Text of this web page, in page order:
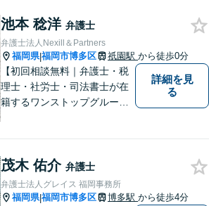
等複数士業の知識が必要な案
件を一括して対応。九州トッ
プクラスの豊富な実績。
池本 稔洋 弁護士
弁護士法人Nexill＆Partners
福岡県|福岡市博多区 祇園駅 から徒歩0分
【初回相談無料｜弁護士・税
理士・社労士・司法書士が在
籍するワンストップグルー
等複数士業の知識が必要な案
件を一括して対応。九州トッ
プクラスの豊富な実績。
詳細を見
る
茂木 佑介 弁護士
弁護士法人グレイス 福岡事務所
福岡県|福岡市博多区 博多駅 から徒歩4分